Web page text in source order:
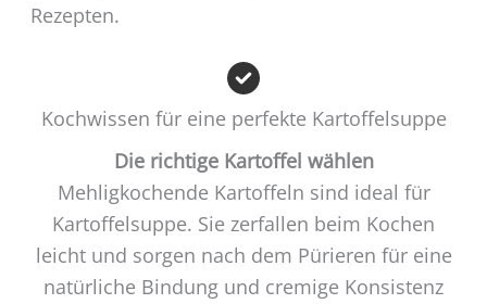
Rezepten.
Kochwissen für eine perfekte Kartoffelsuppe
Die richtige Kartoffel wählen
Mehligkochende Kartoffeln sind ideal für
Kartoffelsuppe. Sie zerfallen beim Kochen
leicht und sorgen nach dem Pürieren für eine
natürliche Bindung und cremige Konsistenz